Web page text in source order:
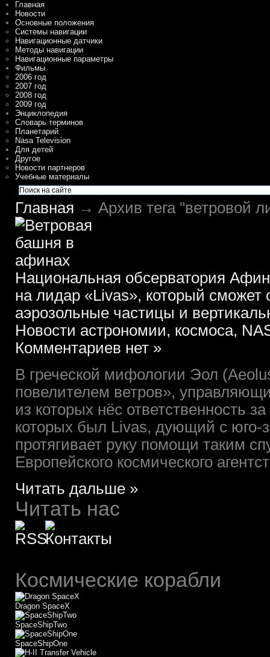
Главная
Новости
Основные положения
Системы навигации
Навигационные датчики
Методы навигации
Навигационные параметры
Фильмы
2006 год
2007 год
2008 год
2009 год
Энциклопедия
Словарь терминов
Планетарий
Nasa Television
Для детей
Другое
Новости партнеров
Учебные материалы
Главная → Архив тега "ветровой
Национальная обсерватория
на лидар «Livas», который сможет
аэрозольные частицы и
Новости астрономии, космоса,
Комментариев нет »
В греческой мифологии Эол
повелителем ветров»,
из которых нёс ответственность
которых был Livas, дующий с юго-
протягивает руку помощи таким
Европейского космического
Читать дальше »
Читать нас
Космические корабли
Dragon SpaceX
SpaceShipTwo
SpaceShipOne